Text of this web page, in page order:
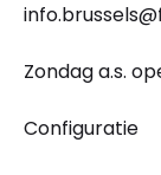
Zondag a.s.
Configuratie